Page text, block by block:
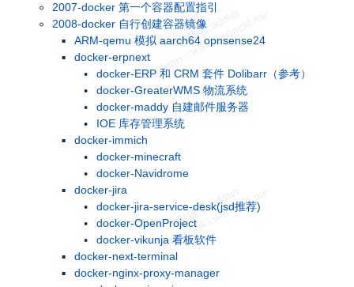
2007-docker 第一个容器配置指引
2008-docker 自行创建容器镜像
ARM-qemu 模拟 aarch64 opnsense24
docker-erpnext
docker-ERP 和 CRM 套件 Dolibarr（参考）
docker-GreaterWMS 物流系统
docker-maddy 自建邮件服务器
IOE 库存管理系统
docker-immich
docker-minecraft
docker-Navidrome
docker-jira
docker-jira-service-desk(jsd推荐)
docker-OpenProject
docker-vikunja 看板软件
docker-next-terminal
docker-nginx-proxy-manager